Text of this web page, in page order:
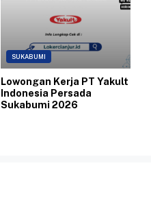
SUKABUMI
Lowongan Kerja PT Yakult
Indonesia Persada
Sukabumi 2026